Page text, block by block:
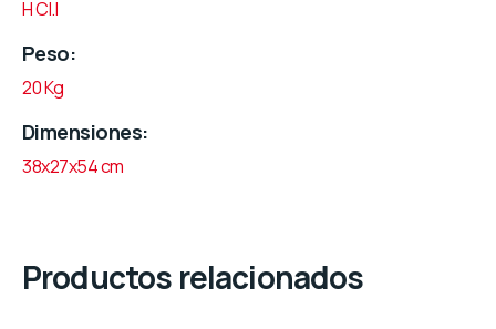
H Cl.I
Peso
20 Kg
Dimensiones
38x27x54 cm
Productos relacionados